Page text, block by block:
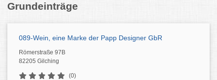
Grundeinträge
089-Wein, eine Marke der Papp Designer GbR
Römerstraße 97B
82205 Gilching
(0)